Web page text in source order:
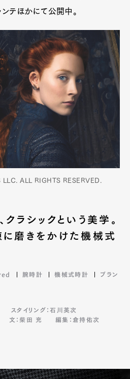
テほかにて公開中。
ALL RIGHTS RESERVED.
クラシックという美学。
磨きをかけた機械式
腕時計 機械式時計
ブラン
スタイリング：石川英次
文：柴田 充 編集：倉持佑次